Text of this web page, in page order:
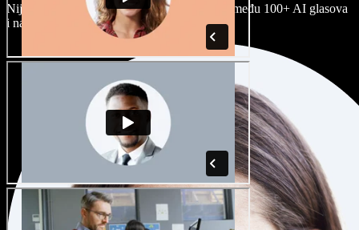
Nijedan projekt ne mora zvučati isto. Birajte među 100+ AI glasova
i naglasaka i prilagodite ih sebi.